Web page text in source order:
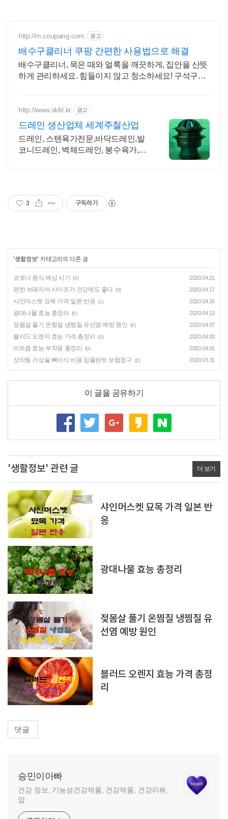
http://m.coupang.com 광고
배수구클리너 쿠팡 간편한 사용법으로 해결
배수구클리너, 묵은 때와 얼룩을 깨끗하게, 집안을 산뜻
하게 관리하세요. 힘들이지 않고 청소하세요! 구석구석
http://www.skfd.kr 광고
드레인 생산업체 세계주철산업
드레인, 스텐육가전문,바닥드레인,발
코니드레인, 벽체드레인, 봉수육가,스
3 구독하기
'생활정보' 카테고리의 다른 글
코로나 종식 예상 시기 (0) 2020.04.21
편한 브래지어 사이즈가 건강에도 좋다 (0) 2020.04.17
샤인머스켓 묘목 가격 일본 반응 (1) 2020.04.16
광대나물 효능 총정리 (0) 2020.04.13
젖몸살 풀기 온찜질 냉찜질 유선염 예방 원인 (0) 2020.04.07
블러드 오렌지 효능 가격 총정리 (0) 2020.04.03
비트즙 효능 부작용 총정리 (0) 2020.04.01
상악동 거상술 뼈이식 비용 임플란트 보험청구 (2) 2020.03.31
이 글을 공유하기
'생활정보' 관련 글 더 보기
샤인머스켓 묘목 가격 일본 반
응
광대나물 효능 총정리
젖몸살 풀기 온찜질 냉찜질 유
선염 예방 원인
블러드 오렌지 효능 가격 총정
리
댓글
승민이아빠
건강 정보, 기능성건강제품, 건강제품, 건강리뷰,
암